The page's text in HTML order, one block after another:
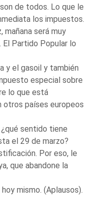
de todos. Lo que le
los impuestos.
mañana será muy
El Partido Popular lo
y el gasoil y también
especial sobre
lo que está
otros países europeos
¿qué sentido tiene
el 29 de marzo?
Por eso, le
que abandone la
mismo. (Aplausos).